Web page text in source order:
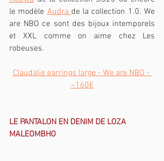
le modèle Audra de la collection 1.0. We
are NBO ce sont des bijoux intemporels
et XXL comme on aime chez Les
robeuses.
Claudalie earrings large - We are NBO -
~160€
LE PANTALON EN DENIM DE LOZA
MALEOMBHO